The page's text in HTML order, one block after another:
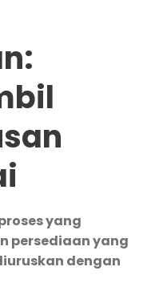
yang
persediaan yang
dengan